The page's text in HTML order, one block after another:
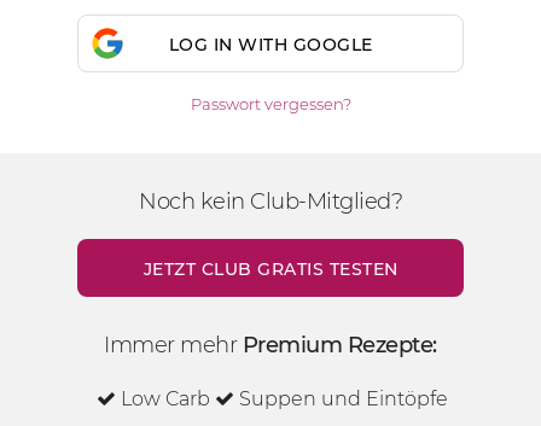
LOG IN WITH GOOGLE
Passwort vergessen?
Noch kein Club-Mitglied?
JETZT CLUB GRATIS TESTEN
Immer mehr Premium Rezepte:
Low Carb
Suppen und Eintöpfe